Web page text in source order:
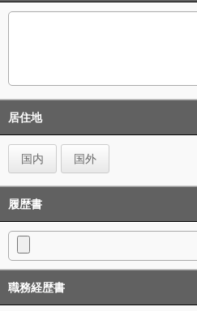
居住地
国内 国外
履歴書
職務経歴書